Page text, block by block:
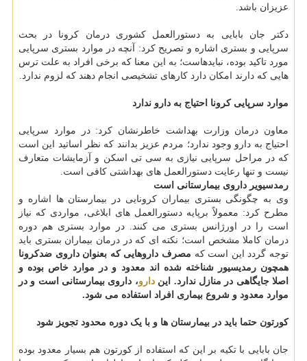
عزیزان باشد.
دکتر جان بابایی به دستورالعمل کشوری درمان کرونا در بحث
سرپایی و بستری اشاره و تصریح کرد: آنچه در موارد بستری سرپایی
مورد تاکید بوده، نبایدهاست؛ به این معنا که برخی افراد به علت ترس
هایی که دارند امکان دارد کارهای تشخیصی انجام دهند که لزوم ندارد.
موارد سرپایی کرونا احتیاج به دارو ندارد
معاون درمان وزارت بهداشت خاطرنشان کرد: در موارد سرپایی
احتیاج به دارو وجود ندارد؛ مردم عزیز بدانند که نظر اساتید این است
که در مراحل سرپایی نیازی به سی تی اسکن و آزمایشات متعارف
نیست و تنها رعایت دستورالعمل های بهداشتی کافی است.
رمدسیویر داروی بیمارستانی است
وی به چگونگی بستری بیماران کرونایی در بیمارستان ها اشاره و
مطرح کرد: معمولاً برپایه دستورالعمل های ابلاغی، مواردی که نیاز
است را در اورژانس بستری می کنند. در موارد بستری هم دوره
درمان کاملا مشخص است؛ نکته ای که در درمان بیماران بستری باید
توجه گردد این است که مصرف داروهایی که بعنوان داروی ضدکرونا
همچون رمدیسیور شناخته شده اند معدود و در موارد خاص بوده و
اصلا جایگاهی در منازل ندارد. ایندارو، داروی بیمارستانی است و در
موارد معدود و شروع بیماری افراد استفاده می شود.
کورتون حتما باید در بیمارستان ها و با یک دوره محدود تجویز شود
جان بابایی با تکیه بر این که استفاده از کورتون هم بسیار معدود بوده